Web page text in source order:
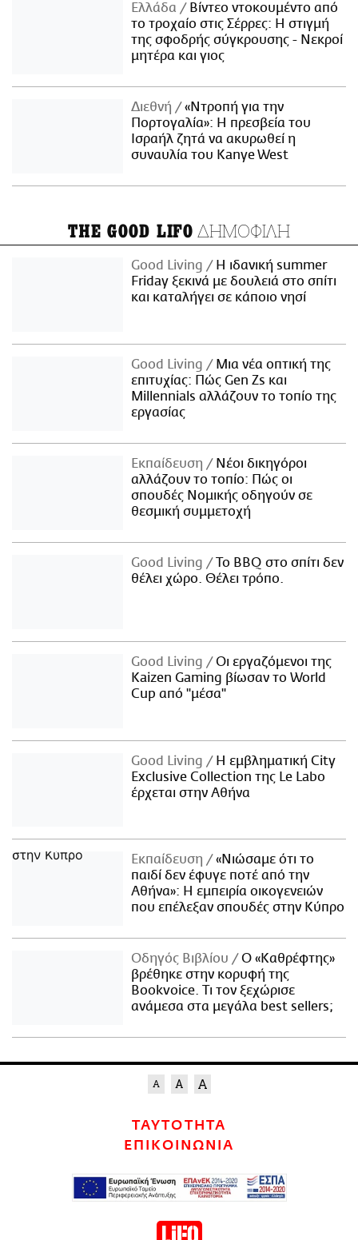
Ελλάδα
Βίντεο ντοκουμέντο από
το τροχαίο στις Σέρρες: Η στιγμή
της σφοδρής σύγκρουσης - Νεκροί
μητέρα και γιος
Διεθνή
«Ντροπή για την
Πορτογαλία»: Η πρεσβεία του
Ισραήλ ζητά να ακυρωθεί η
συναυλία του Kanye West
THE GOOD LIFO ΔΗΜΟΦΙΛΗ
Good Living
Η ιδανική summer
Friday ξεκινά με δουλειά στο σπίτι
και καταλήγει σε κάποιο νησί
Good Living
Μια νέα οπτική της
επιτυχίας: Πώς Gen Zs και
Millennials αλλάζουν το τοπίο της
εργασίας
Εκπαίδευση
Νέοι δικηγόροι
αλλάζουν το τοπίο: Πώς οι
σπουδές Νομικής οδηγούν σε
θεσμική συμμετοχή
Good Living
Το BBQ στο σπίτι δεν
θέλει χώρο. Θέλει τρόπο.
Good Living
Οι εργαζόμενοι της
Kaizen Gaming βίωσαν το World
Cup από "μέσα"
Good Living
Η εμβληματική City
Exclusive Collection της Le Labo
έρχεται στην Αθήνα
Εκπαίδευση
«Νιώσαμε ότι το
παιδί δεν έφυγε ποτέ από την
Αθήνα»: Η εμπειρία οικογενειών
που επέλεξαν σπουδές στην Κύπρο
Οδηγός Βιβλίου
Ο «Καθρέφτης»
βρέθηκε στην κορυφή της
Bookvoice. Τι τον ξεχώρισε
ανάμεσα στα μεγάλα best sellers;
ΤΑΥΤΟΤΗΤΑ
ΕΠΙΚΟΙΝΩΝΙΑ